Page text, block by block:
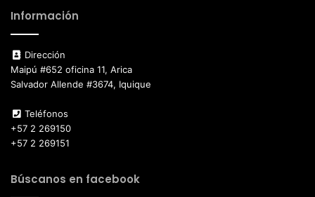
Información
Dirección
Maipú #652 oficina 11, Arica
Salvador Allende #3674, Iquique
Teléfonos
+57 2 269150
+57 2 269151
Búscanos en facebook